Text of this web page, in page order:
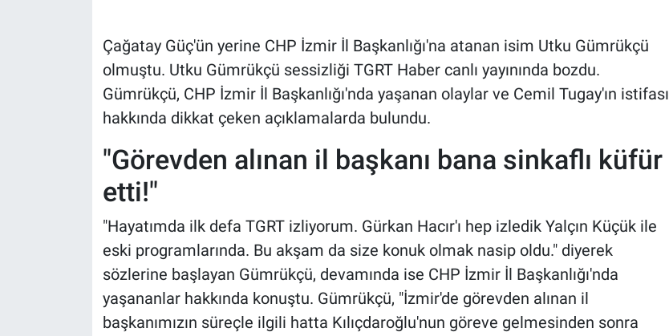
Çağatay Güç'ün yerine CHP İzmir İl Başkanlığı'na atanan isim Utku Gümrükçü
olmuştu. Utku Gümrükçü sessizliği TGRT Haber canlı yayınında bozdu.
Gümrükçü, CHP İzmir İl Başkanlığı'nda yaşanan olaylar ve Cemil Tugay'ın istifası
hakkında dikkat çeken açıklamalarda bulundu.
"Görevden alınan il başkanı bana sinkaflı küfür
etti!"
"Hayatımda ilk defa TGRT izliyorum. Gürkan Hacır'ı hep izledik Yalçın Küçük ile
eski programlarında. Bu akşam da size konuk olmak nasip oldu." diyerek
sözlerine başlayan Gümrükçü, devamında ise CHP İzmir İl Başkanlığı'nda
yaşananlar hakkında konuştu. Gümrükçü, "İzmir'de görevden alınan il
başkanımızın süreçle ilgili hatta Kılıçdaroğlu'nun göreve gelmesinden sonra